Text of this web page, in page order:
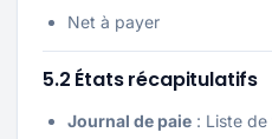
Net à payer
5.2 États récapitulatifs
Journal de paie : Liste